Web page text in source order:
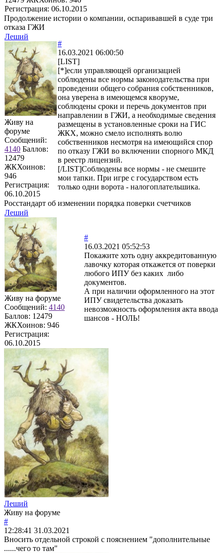
Регистрация: 06.10.2015
Продолжение истории о компании, оспаривавшей в суде три
отказа ГЖИ
Леший
Живу на
форуме
Сообщений:
4140 Баллов:
12479
ЖКХоинов:
946
Регистрация:
06.10.2015
#
16.03.2021 06:00:50
[LIST]
[*]если управляющей организацией
соблюдены все нормы законодательства при
проведении общего собрания собственников,
она уверена в имеющемся кворуме,
соблюдены сроки и перечь документов при
направлении в ГЖИ, а необходимые сведения
размещены в установленные сроки на ГИС
ЖКХ, можно смело исполнять волю
собственников несмотря на имеющийся спор
по отказу ГЖИ во включении спорного МКД
в реестр лицензий.
[/LIST]Соблюдены все нормы - не смешите
мои тапки. При игре с государством есть
только одни ворота - налогоплательшика.
Росстандарт об изменении порядка поверки счетчиков
Леший
Живу на форуме
Сообщений: 4140
Баллов: 12479
ЖКХоинов: 946
Регистрация:
06.10.2015
#
16.03.2021 05:52:53
Покажите хоть одну аккредитованную
лавочку которая откажется от поверки
любого ИПУ без каких либо
документов.
А при наличии оформленного на этот
ИПУ свидетельства доказать
невозможность оформления акта ввода
шансов - НОЛЬ!
Леший
Живу на форуме
#
12:28:41 31.03.2021
Вносить отдельной строкой с пояснением "дополнительные
......чего то там"